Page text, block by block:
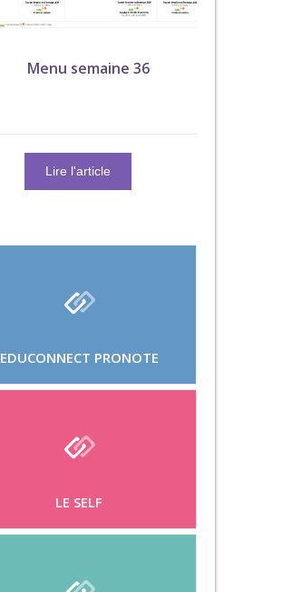
Menu semaine 36
Lire l'article
EDUCONNECT PRONOTE
LE SELF